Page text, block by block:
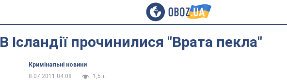
В Ісландії прочинилися "Врата пекла"
Кримінальні новини
8.07.2011 04:08
1,5 т.